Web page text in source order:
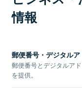
情報
郵便番号・デジタル
郵便番号とデジタルア
を提供。